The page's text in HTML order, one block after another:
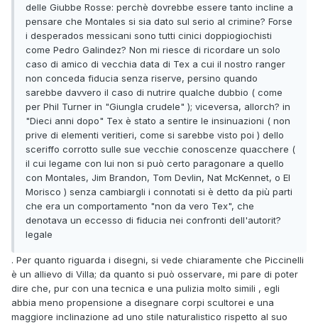
delle Giubbe Rosse: perchè dovrebbe essere tanto incline a
pensare che Montales si sia dato sul serio al crimine? Forse
i desperados messicani sono tutti cinici doppiogiochisti
come Pedro Galindez? Non mi riesce di ricordare un solo
caso di amico di vecchia data di Tex a cui il nostro ranger
non conceda fiducia senza riserve, persino quando
sarebbe davvero il caso di nutrire qualche dubbio ( come
per Phil Turner in "Giungla crudele" ); viceversa, allorch? in
"Dieci anni dopo" Tex è stato a sentire le insinuazioni ( non
prive di elementi veritieri, come si sarebbe visto poi ) dello
sceriffo corrotto sulle sue vecchie conoscenze quacchere (
il cui legame con lui non si può certo paragonare a quello
con Montales, Jim Brandon, Tom Devlin, Nat McKennet, o El
Morisco ) senza cambiargli i connotati si è detto da più parti
che era un comportamento "non da vero Tex", che
denotava un eccesso di fiducia nei confronti dell'autorit?
legale
. Per quanto riguarda i disegni, si vede chiaramente che Piccinelli
è un allievo di Villa; da quanto si può osservare, mi pare di poter
dire che, pur con una tecnica e una pulizia molto simili , egli
abbia meno propensione a disegnare corpi scultorei e una
maggiore inclinazione ad uno stile naturalistico rispetto al suo